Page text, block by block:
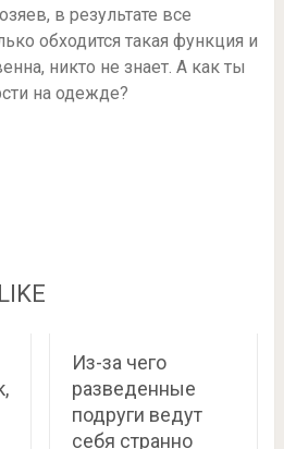
в результате все
обходится такая функция и
никто не знает. А как ты
на одежде?
Из-за чего
разведенные
подруги ведут
себя странно